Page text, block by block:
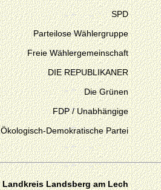
SPD
Parteilose Wählergruppe
Freie Wählergemeinschaft
DIE REPUBLIKANER
Die Grünen
FDP / Unabhängige
Ökologisch-Demokratische Partei
Landkreis Landsberg am Lech